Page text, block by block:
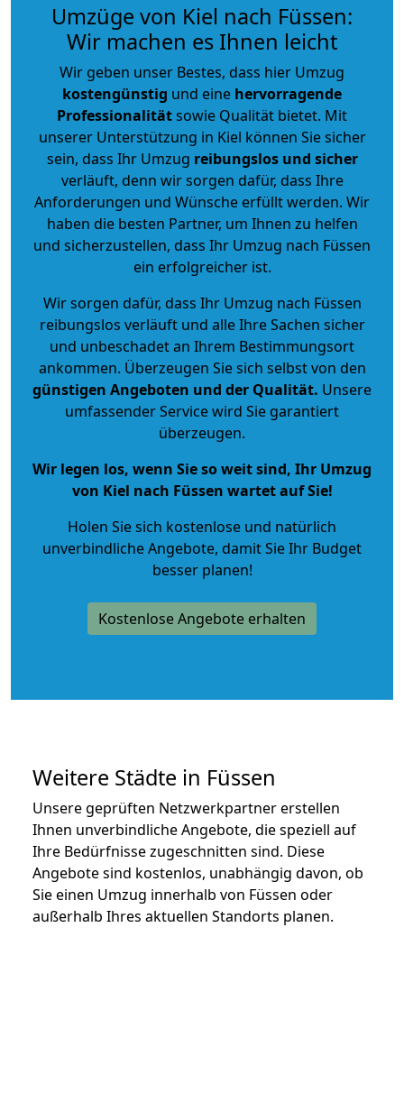
Umzüge von Kiel nach Füssen:
Wir machen es Ihnen leicht
Wir geben unser Bestes, dass hier Umzug
kostengünstig und eine hervorragende
Professionalitätsowie Qualität bietet. Mit
unserer Unterstützung in Kiel können Sie sicher
sein, dass Ihr Umzug reibungslos und sicher
verläuft, denn wir sorgen dafür, dass Ihre
Anforderungen und Wünsche erfüllt werden. Wir
haben die besten Partner, um Ihnen zu helfen
und sicherzustellen, dass Ihr Umzug nach Füssen
ein erfolgreicher ist.
Wir sorgen dafür, dass Ihr Umzug nach Füssen
reibungslos verläuft und alle Ihre Sachen sicher
und unbeschadet an Ihrem Bestimmungsort
ankommen. Überzeugen Sie sich selbst von den
günstigen Angeboten und der Qualität. Unsere
umfassender Service wird Sie garantiert
überzeugen.
Wir legen los, wenn Sie so weit sind, Ihr Umzug
von Kiel nach Füssen wartet auf Sie!
Holen Sie sich kostenlose und natürlich
unverbindliche Angebote, damit Sie Ihr Budget
besser planen!
Kostenlose Angebote erhalten
Weitere Städte in Füssen
Unsere geprüften Netzwerkpartner erstellen
Ihnen unverbindliche Angebote, die speziell auf
Ihre Bedürfnisse zugeschnitten sind. Diese
Angebote sind kostenlos, unabhängig davon, ob
Sie einen Umzug innerhalb von Füssen oder
außerhalb Ihres aktuellen Standorts planen.